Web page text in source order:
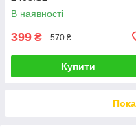
В наявності
399 ₴ 570 ₴
Купити